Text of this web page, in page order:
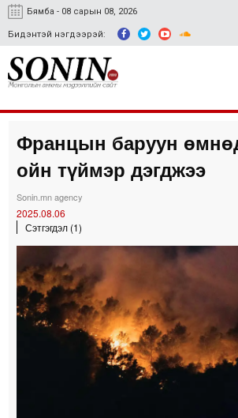
Бямба - 08 сарын 08, 2026
Бидэнтэй нэгдээрэй:
Улс төр, эдийн засаг
Гэмт хэрэг
Спорт
Easy news
Францын баруун
ойн түймэр дэгджээ
Sonin.mn agency
2025.08.06
Сэтгэгдэл (1)